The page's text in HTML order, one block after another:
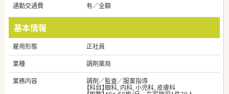
通勤交通費
有／全額
基本情報
雇用形態
正社員
業種
調剤薬局
業務内容
調剤／監査／服薬指導
【科目】眼科, 内科, 小児科, 皮膚科